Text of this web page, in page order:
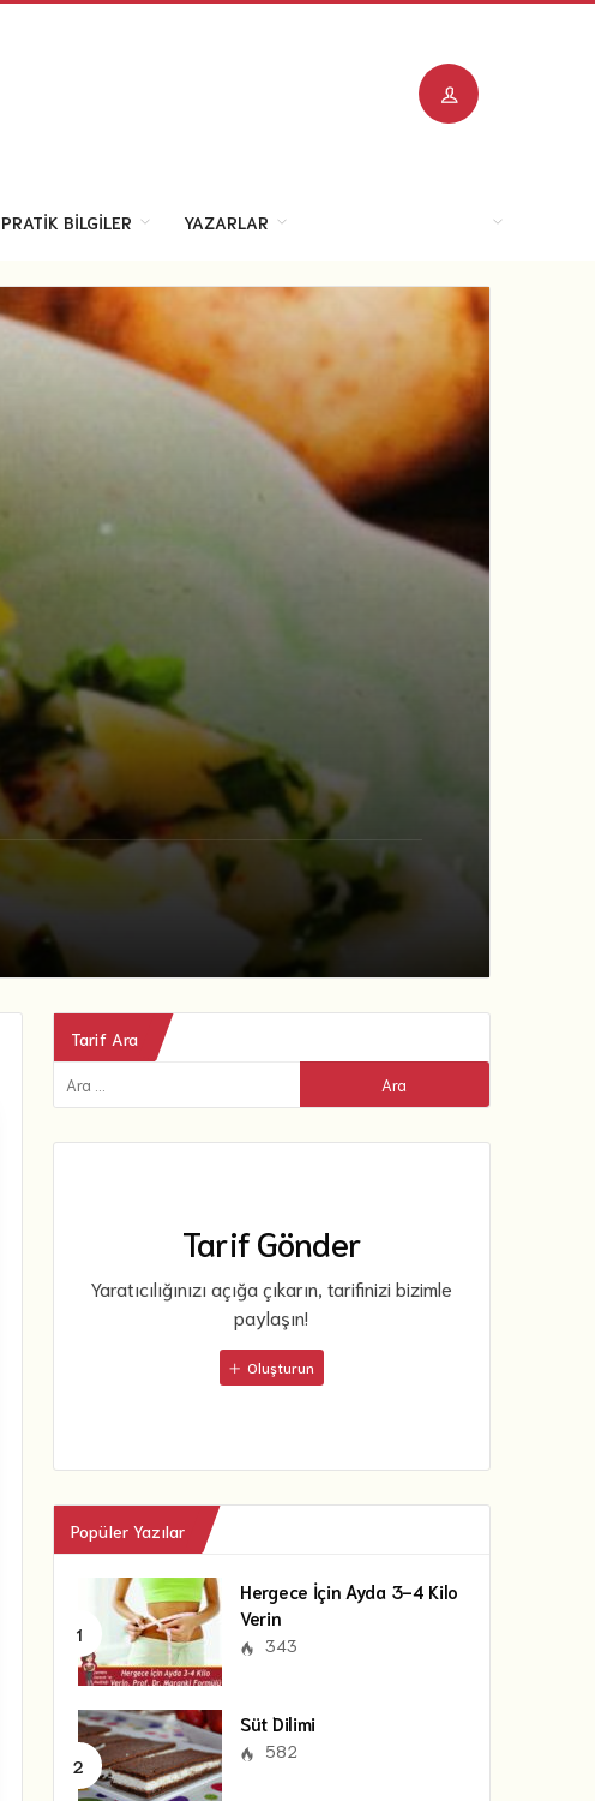
PRATIK BILGILER YAZARLAR
Tarif Ara
Tarif Gönder
Yaratıcılığınızı açığa çıkarın, tarifinizi bizimle
paylaşın!
Oluşturun
Popüler Yazılar
Hergece İçin Ayda 3-4 Kilo
Verin
343
Süt Dilimi
582